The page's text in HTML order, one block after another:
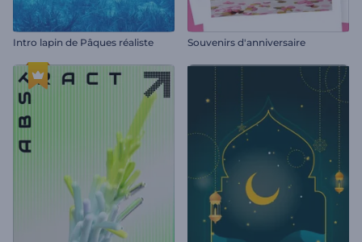
Intro lapin de Pâques réaliste Souvenirs d'anniversaire